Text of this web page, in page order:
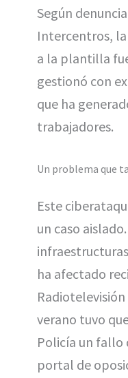
Según
Intercentros,
a la plantilla
gestionó con
que ha
trabajadores.
Un problema que
Este
un caso
ha afectado
Radiotelevisión
verano tuvo
Policía un fallo
portal de